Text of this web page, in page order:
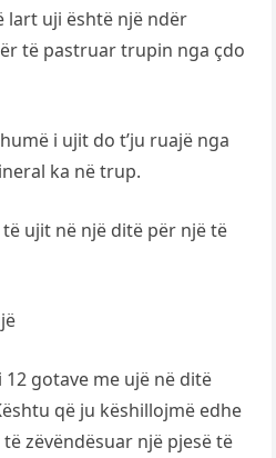
lart uji është një ndër
të pastruar trupin nga çdo
i ujit do t’ju ruajë nga
ka në trup.
ujit në një ditë për një të
gotave me ujë në ditë
që ju këshillojmë edhe
zëvëndësuar një pjesë të